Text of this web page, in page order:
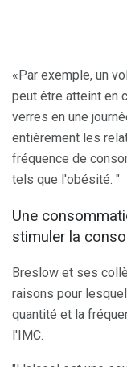
«Par exemple, un
peut être atteint en
verres en une
entièrement les
fréquence de
tels que l'obésité. "
Une
stimuler la
Breslow et ses
raisons pour
quantité et la
l'IMC.